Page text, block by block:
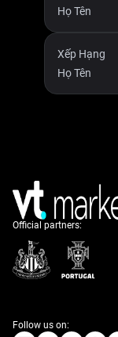
Họ Tên
Xếp Hạng
Họ Tên
Official partners:
Follow us on: